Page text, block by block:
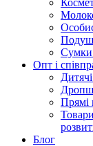
Сумки
Опт і
Прямі
Блог